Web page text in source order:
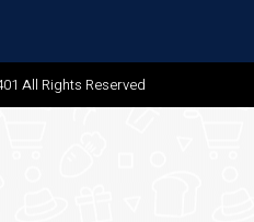
All Rights Reserved